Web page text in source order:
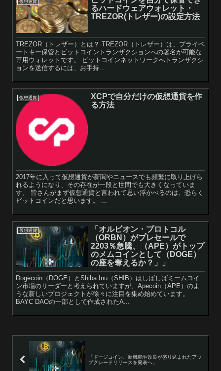
仮想通貨
るハードウェアウォレット・
TREZOR(トレザー)の設定方法
TREZOR（トレザー）とは？ TREZOR（トレザー）は、プライベ
ートキー保管とビットコイントランザクションへの署名が可能な
専用ウォレットです。 ビットコインネットワークへトランザクシ
ョンを送信するには、お手持...
仮想通貨
XCPで自分だけの仮想通貨を作
る方法
2017年に入って仮想通貨が新聞やニュースでも頻繁に取り上げら
れるようになり、その存在が一段と世間でも大きくなっていま
す。 皆さんがまず仮想通貨と言われて思い浮かべるのは、恐らく
ビットコインだと思います。 ...
仮想通貨
「オルビオン・プロトコル
（ORBN）がプレセールで
2203％急騰、（APE）がトップ
のメムコインとして（DOGE）
の座を奪えるか？」」
Dogecoin（DOGE）とShiba Inu（SHIB）はしばしばミームコイ
ン市場のリーダーと考えられていますが、Apecoin（APE）のよ
うな新しいプロジェクトが徐々に注目を集め始めています。
BAYC DAOの一部として作成されたA...
「ドージコイン、新機能や改良が盛り込まれたアッ
プグレードリリースを発表へ」